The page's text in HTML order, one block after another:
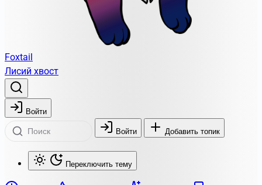
Foxtail
Лисий хвост
Войти
Войти Добавить топик
Переключить тему